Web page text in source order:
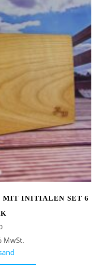
MIT INITIALEN SET 6
MwSt.